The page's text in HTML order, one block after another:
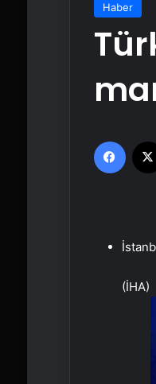
Haber
(İHA)